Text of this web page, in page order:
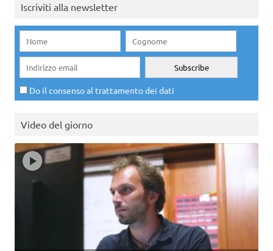
Iscriviti alla newsletter
Do il consenso al trattamento dei dati
Video del giorno